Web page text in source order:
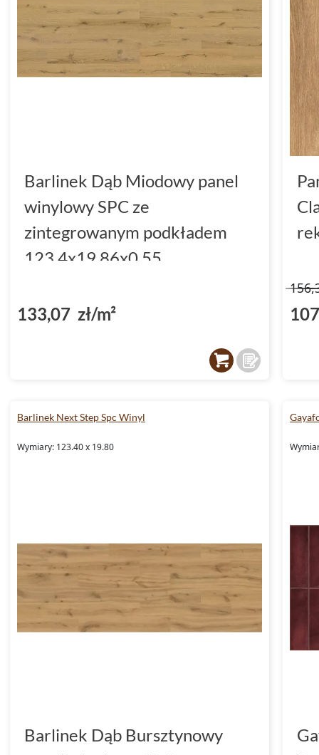
Barlinek Dąb Miodowy panel
winylowy SPC ze
zintegrowanym podkładem
123.4x19.86x0.55
133,07 zł/m²
Barlinek Next Step Spc Winyl
Wymiary: 123.40 x 19.80
Barlinek Dąb Bursztynowy